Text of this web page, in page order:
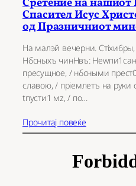
Спасител Исус
од Празничниот
На мaлэй вечeрни.
Нбcныхъ чинHвъ:
пресyщное, / нбcными
слaвою, / пріeмлетъ на рyки
tпусти1 мz, / по…
Прочитај повеќе